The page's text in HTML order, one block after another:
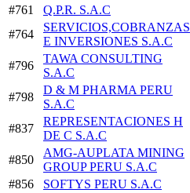
#761 Q.P.R. S.A.C
#764
SERVICIOS,COBRANZAS
E INVERSIONES S.A.C
#796
TAWA CONSULTING
S.A.C
#798
D & M PHARMA PERU
S.A.C
#837
REPRESENTACIONES H
DE C S.A.C
#850
AMG-AUPLATA MINING
GROUP PERU S.A.C
#856
SOFTYS PERU S.A.C